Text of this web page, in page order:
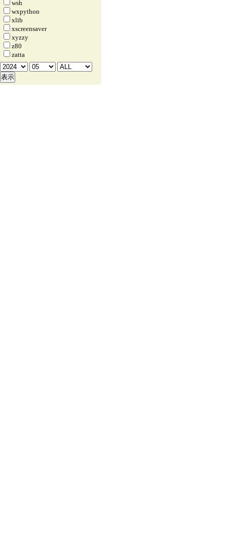
wsh
wxpython
xlib
xscreensaver
xyzzy
z80
zatta